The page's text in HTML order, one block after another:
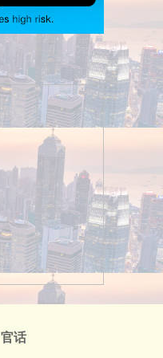
官话